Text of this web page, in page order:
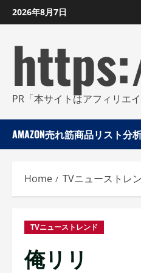
Skip
to
2026年8月7日
PR「本サイトはアフィリエ
AMAZON売れ筋商品リスト分
Home TVニューストレ
TVニューストレンド
俺リリ